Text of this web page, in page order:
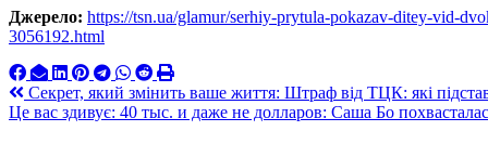
Джерело: https://tsn.ua/glamur/serhiy-prytula-pokazav-ditey-vid-
3056192.html
Навигация
по
Секрет, який змінить ваше життя: Штраф від ТЦК: які
Це вас здивує: 40 тыс. и даже не долларов: Саша Бо